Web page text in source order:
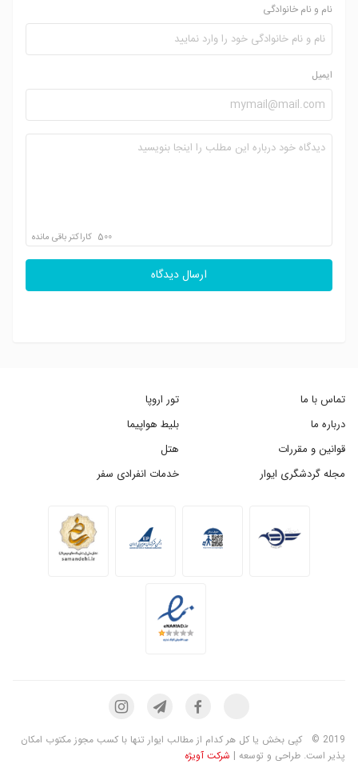
نام و نام خانوادگی
ایمیل
500 کاراکتر باقی مانده
ارسال دیدگاه
تماس با ما
درباره ما
قوانین و مقررات
مجله گردشگری ایوار
تور اروپا
بلیط هواپیما
هتل
خدمات انفرادی سفر
2019 ©
کپی بخش یا کل هر کدام از مطالب ایوار تنها با کسب مجوز مکتوب امکان
پذیر است. طراحی و توسعه | شرکت آویژه